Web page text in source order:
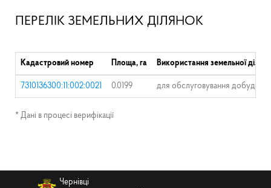
ПЕРЕЛІК ЗЕМЕЛЬНИХ ДІЛЯНОК
Кадастровий номер Площа, га Використання земельної
7310136300:11:002:0021 0.0199 для обслуговування добудови
* Дані в процесі верифікації
Чернівці